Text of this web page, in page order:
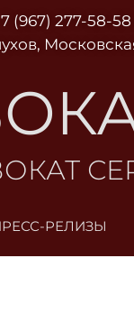
(967) 277-58-
РЕЛИЗЫ